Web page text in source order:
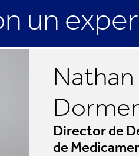
un
Nathan
Dormer
Director de
de